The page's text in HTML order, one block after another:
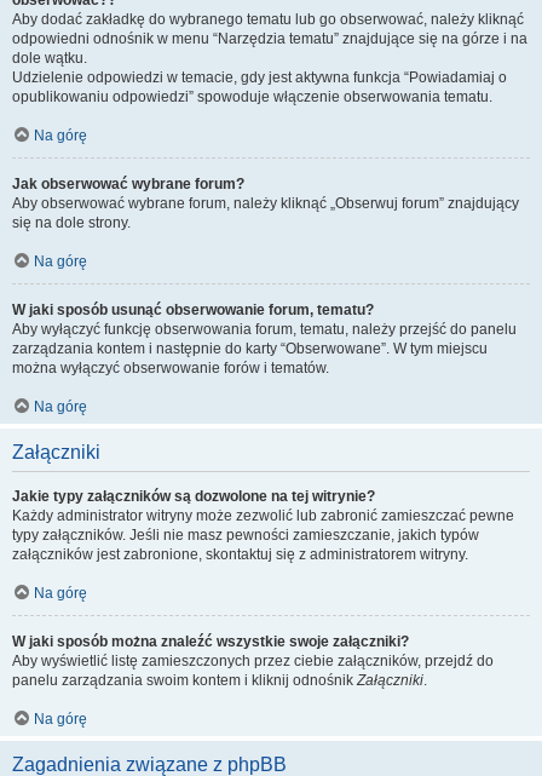
Aby dodać zakładkę do wybranego tematu lub go obserwować, należy kliknąć
odpowiedni odnośnik w menu “Narzędzia tematu” znajdujące się na górze i na
dole wątku.
Udzielenie odpowiedzi w temacie, gdy jest aktywna funkcja “Powiadamiaj o
opublikowaniu odpowiedzi” spowoduje włączenie obserwowania tematu.
Na górę
Jak obserwować wybrane forum?
Aby obserwować wybrane forum, należy kliknąć „Obserwuj forum” znajdujący
się na dole strony.
Na górę
W jaki sposób usunąć obserwowanie forum, tematu?
Aby wyłączyć funkcję obserwowania forum, tematu, należy przejść do panelu
zarządzania kontem i następnie do karty “Obserwowane”. W tym miejscu
można wyłączyć obserwowanie forów i tematów.
Na górę
Załączniki
Jakie typy załączników są dozwolone na tej witrynie?
Każdy administrator witryny może zezwolić lub zabronić zamieszczać pewne
typy załączników. Jeśli nie masz pewności zamieszczanie, jakich typów
załączników jest zabronione, skontaktuj się z administratorem witryny.
Na górę
W jaki sposób można znaleźć wszystkie swoje załączniki?
Aby wyświetlić listę zamieszczonych przez ciebie załączników, przejdź do
panelu zarządzania swoim kontem i kliknij odnośnikZałączniki.
Na górę
Zagadnienia związane z phpBB